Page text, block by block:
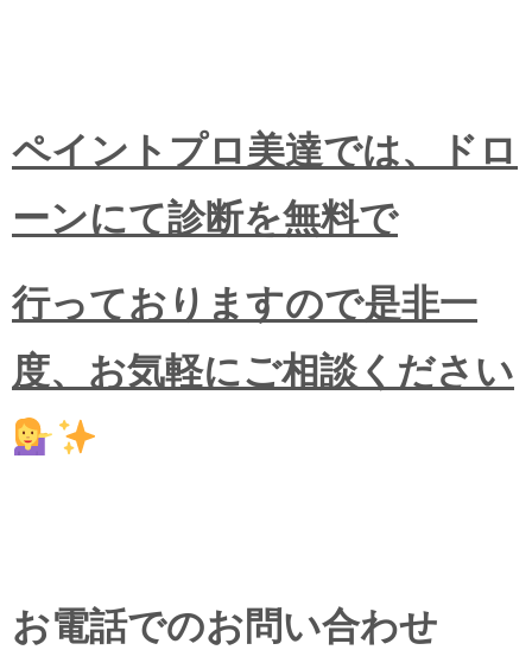
ペイントプロ美達では、ドロ
ーンにて診断を無料で
行っておりますので是非一
度、お気軽にご相談ください
お電話でのお問い合わせ